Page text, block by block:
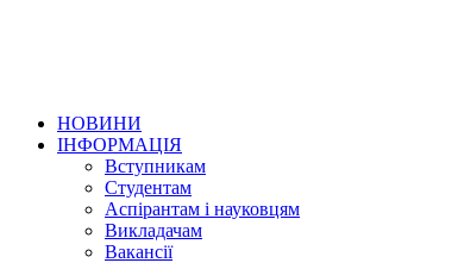
НОВИНИ
ІНФОРМАЦІЯ
Вступникам
Студентам
Аспірантам і науковцям
Викладачам
Вакансії